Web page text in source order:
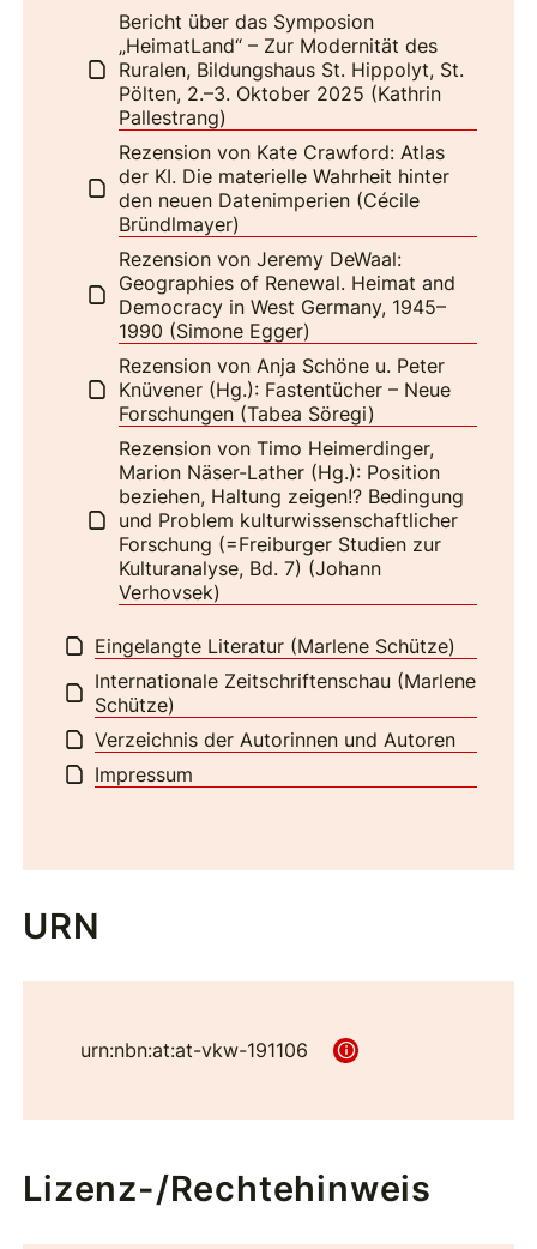
Bericht über das Symposion
„HeimatLand“ – Zur Modernität des
Ruralen, Bildungshaus St. Hippolyt, St.
Pölten, 2.–3. Oktober 2025 (Kathrin
Pallestrang)
Rezension von Kate Crawford: Atlas
der KI. Die materielle Wahrheit hinter
den neuen Datenimperien (Cécile
Bründlmayer)
Rezension von Jeremy DeWaal:
Geographies of Renewal. Heimat and
Democracy in West Germany, 1945–
1990 (Simone Egger)
Rezension von Anja Schöne u. Peter
Knüvener (Hg.): Fastentücher – Neue
Forschungen (Tabea Söregi)
Rezension von Timo Heimerdinger,
Marion Näser-Lather (Hg.): Position
beziehen, Haltung zeigen!? Bedingung
und Problem kulturwissenschaftlicher
Forschung (=Freiburger Studien zur
Kulturanalyse, Bd. 7) (Johann
Verhovsek)
Eingelangte Literatur (Marlene Schütze)
Internationale Zeitschriftenschau (Marlene
Schütze)
Verzeichnis der Autorinnen und Autoren
Impressum
URN
urn:nbn:at:at-vkw-191106
Lizenz-/Rechtehinweis